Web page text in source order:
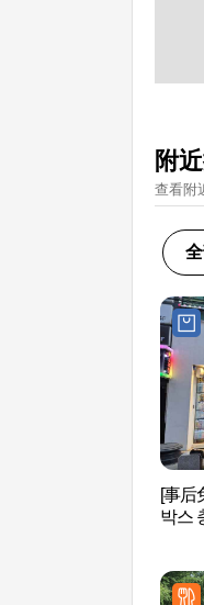
附
查看附
[事后
박스